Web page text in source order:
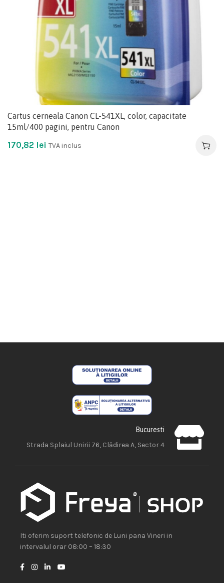
Cartus cerneala Canon CL-541XL, color, capacitate
15ml/400 pagini, pentru Canon
170,82 lei TVA inclus
Bucuresti
Strada Splaiul Unirii 76, Clădirea A, Sector 4
Iti oferim suport telefonic de Luni pana Vineri in
intervalul orar 08:00 – 18:30